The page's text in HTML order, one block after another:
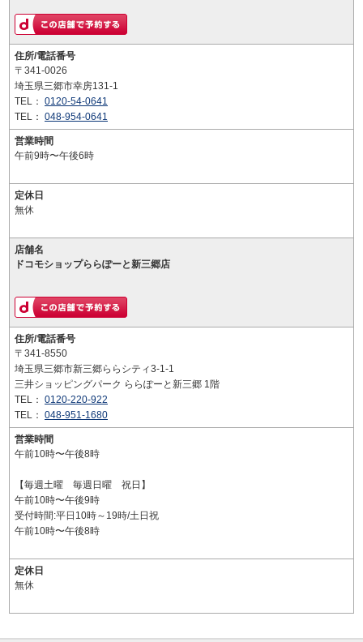
住所/電話番号
〒341-0026
埼玉県三郷市幸房131-1
TEL： 0120-54-0641
TEL： 048-954-0641
営業時間
午前9時〜午後6時
定休日
無休
店舗名
ドコモショップららぽーと新三郷店
住所/電話番号
〒341-8550
埼玉県三郷市新三郷ららシティ3-1-1
三井ショッピングパーク ららぽーと新三郷 1階
TEL： 0120-220-922
TEL： 048-951-1680
営業時間
午前10時〜午後8時
【毎週土曜 毎週日曜 祝日】
午前10時〜午後9時
受付時間:平日10時～19時/土日祝
午前10時〜午後8時
定休日
無休